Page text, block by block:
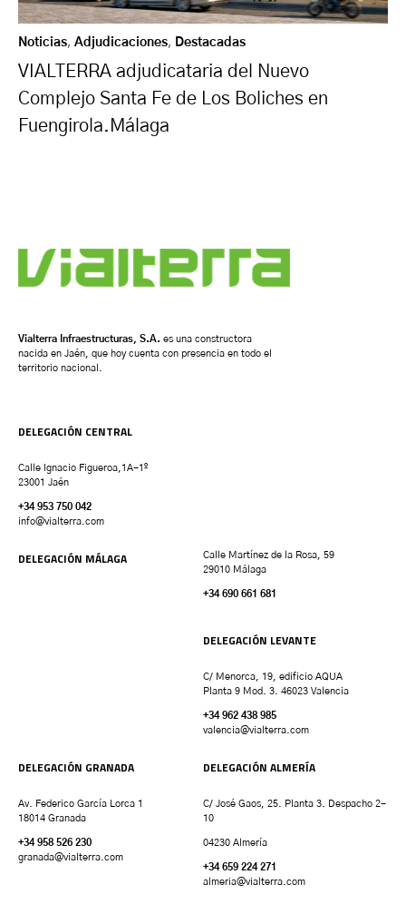
Noticias, Adjudicaciones, Destacadas
VIALTERRA adjudicataria del Nuevo
Complejo Santa Fe de Los Boliches en
Fuengirola.Málaga
Vialterra Infraestructuras, S.A. es una constructora
nacida en Jaén, que hoy cuenta con presencia en todo el
territorio nacional.
DELEGACIÓN CENTRAL
Calle Ignacio Figueroa,1A-1º
23001 Jaén
+34 953 750 042
info@vialterra.com
DELEGACIÓN MÁLAGA
Calle Martínez de la Rosa, 59
29010 Málaga
+34 690 661 681
DELEGACIÓN LEVANTE
C/ Menorca, 19, edificio AQUA
Planta 9 Mod. 3. 46023 Valencia
+34 962 438 985
valencia@vialterra.com
DELEGACIÓN GRANADA
Av. Federico García Lorca 1
18014 Granada
+34 958 526 230
granada@vialterra.com
DELEGACIÓN ALMERÍA
C/ José Gaos, 25. Planta 3. Despacho 2-
10
04230 Almería
+34 659 224 271
almeria@vialterra.com